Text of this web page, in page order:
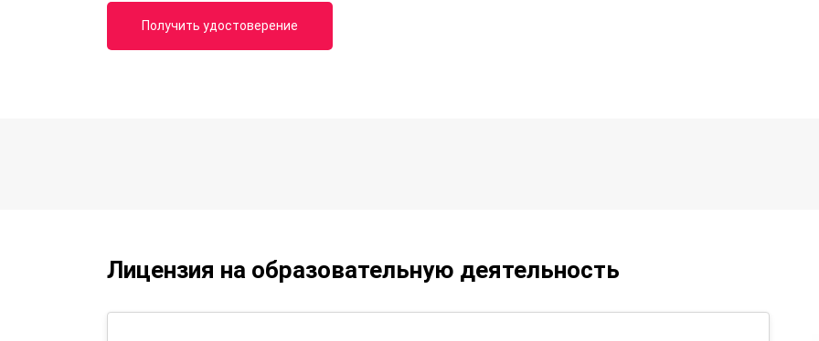
Получить удостоверение
Лицензия на образовательную деятельность